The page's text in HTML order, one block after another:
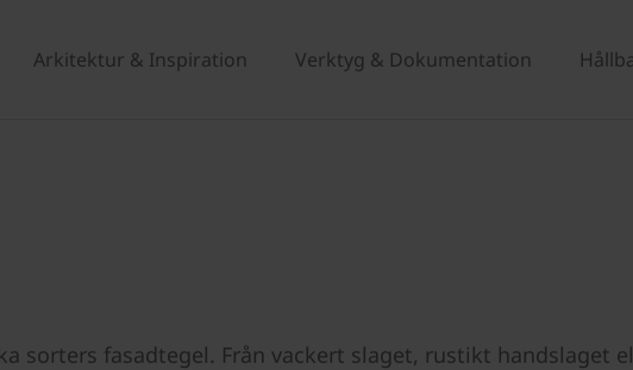
Arkitektur & Inspiration Verktyg & Dokumentation
sorters fasadtegel. Från vackert slaget, rustikt handslaget